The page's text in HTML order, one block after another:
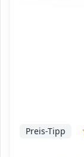
Preis-Tipp